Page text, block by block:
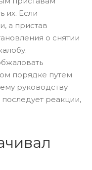
их. Если
а пристав
о снятии
порядке путем
руководству
реакции,